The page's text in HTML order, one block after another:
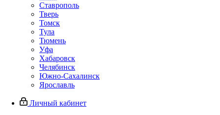
Ставрополь
Тверь
Томск
Тула
Тюмень
Уфа
Хабаровск
Челябинск
Южно-Сахалинск
Ярославль
Личный кабинет